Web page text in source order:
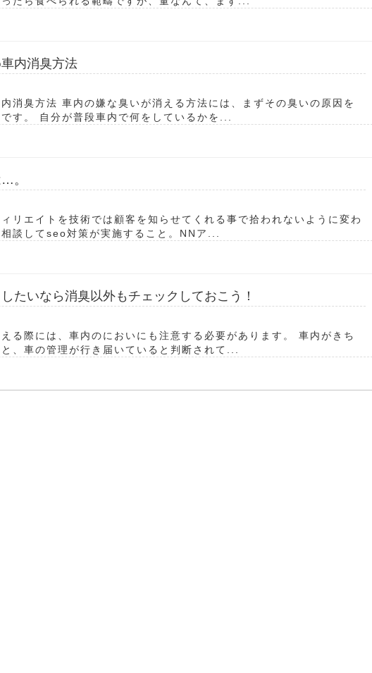
内消臭方法
消臭方法 車内の嫌な臭いが消える方法には、まずその臭いの原因を
す。 自分が普段車内で何をしているかを...
。
リエイトを技術では顧客を知らせてくれる事で拾われないように変わ
談してseo対策が実施すること。NNア...
たいなら消臭以外もチェックしておこう！
る際には、車内のにおいにも注意する必要があります。 車内がきち
、車の管理が行き届いていると判断されて...